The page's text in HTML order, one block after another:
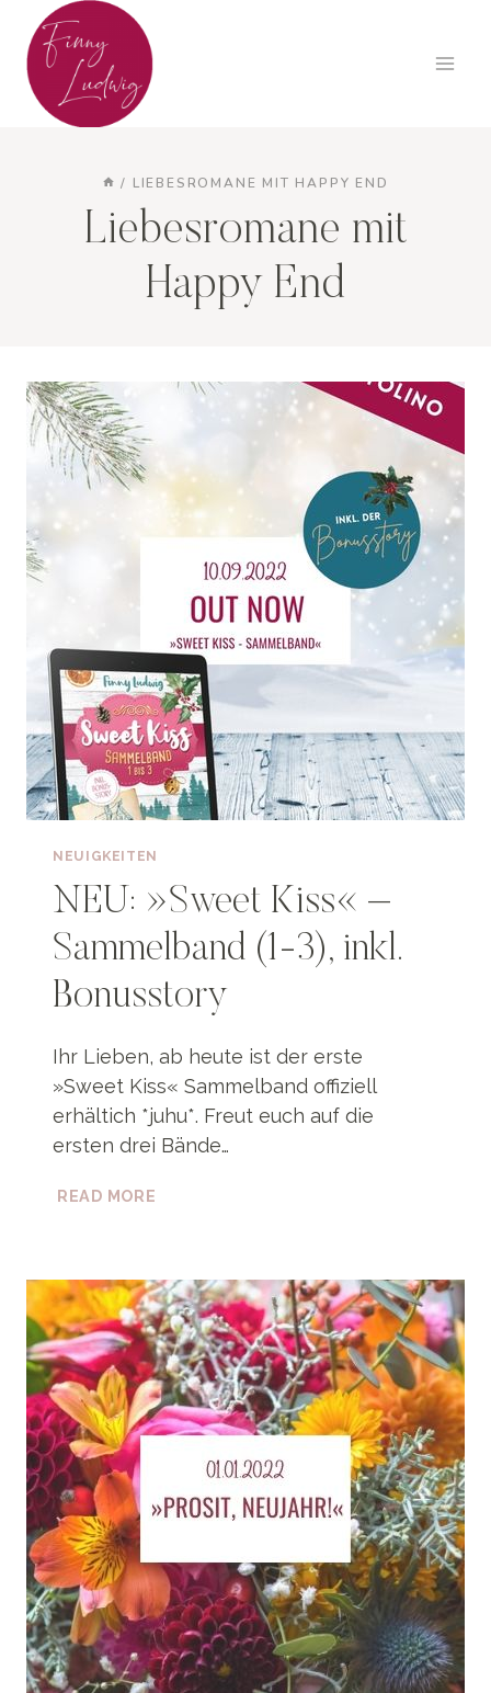
Inhalt
springen
/ LIEBESROMANE MIT HAPPY END
Liebesromane mit
Happy End
NEUIGKEITEN
NEU: »Sweet Kiss« –
Sammelband (1-3), inkl.
Bonusstory
Ihr Lieben, ab heute ist der erste
»Sweet Kiss« Sammelband offiziell
erhältich *juhu*. Freut euch auf die
ersten drei Bände…
READ MORE
SAMMELBAND
(1-
3),
INKL.
BONUSSTORY